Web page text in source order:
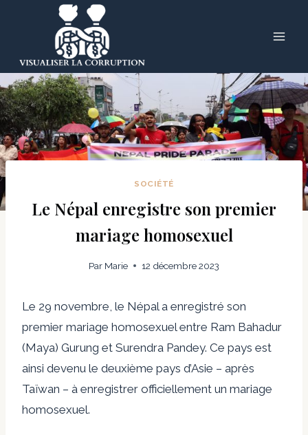
SOCIÉTÉ
Le Népal enregistre son premier
mariage homosexuel
Par Marie 12 décembre 2023
Le 29 novembre, le Népal a enregistré son
premier mariage homosexuel entre Ram Bahadur
(Maya) Gurung et Surendra Pandey. Ce pays est
ainsi devenu le deuxième pays d’Asie – après
Taïwan – à enregistrer officiellement un mariage
homosexuel.